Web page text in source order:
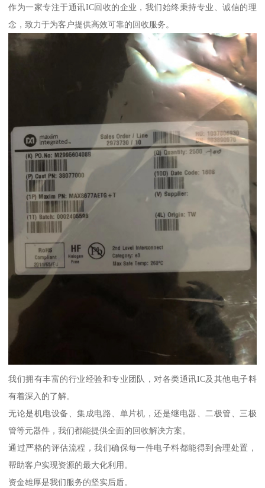
作为一家专注于通讯IC回收的企业，我们始终秉持专业、诚信的理
念，致力于为客户提供高效可靠的回收服务。
我们拥有丰富的行业经验和专业团队，对各类通讯IC及其他电子料
有着深入的了解。
无论是机电设备、集成电路、单片机，还是继电器、二极管、三极
管等元器件，我们都能提供全面的回收解决方案。
通过严格的评估流程，我们确保每一件电子料都能得到合理处置，
帮助客户实现资源的最大化利用。
资金雄厚是我们服务的坚实后盾。